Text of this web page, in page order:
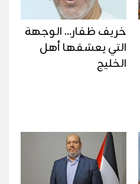
خريف ظفار... الوجهة
التي يعشقها أهل
الخليج